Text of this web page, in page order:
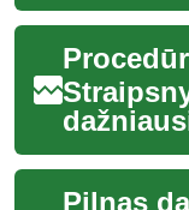
suprasti
terapija,